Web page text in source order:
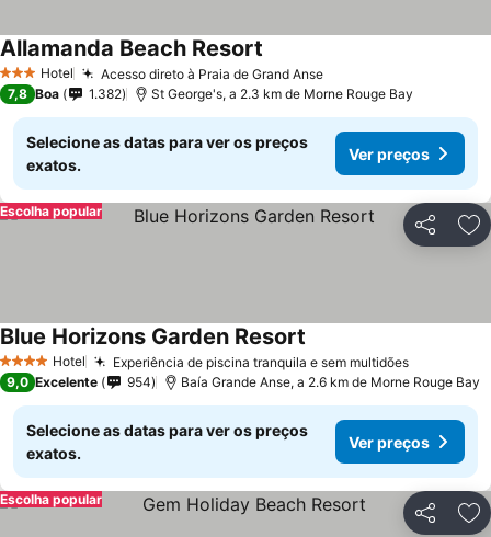
3 EstrelasHotel Acesso direto à Praia de Grand Anse
Allamanda Beach Resort
7,8 Boa 1.382 St George's, a 2.3 km de Morne Rouge Bay
Selecione as datas para ver os preços
exatos.
Ver preços
Partilhar
Escolha popular
4 EstrelasHotel Experiência de piscina tranquila e sem multidões
Blue Horizons Garden Resort
9,0 Excelente 954 Baía Grande Anse, a 2.6 km de Morne Rouge Bay
Selecione as datas para ver os preços
exatos.
Ver preços
Partilhar
Escolha popular